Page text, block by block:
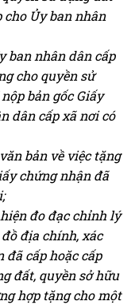
cho Ủy ban nhân
ban nhân dân cấp
cho quyền sử
bản gốc Giấy
dân cấp xã nơi có
bản về việc tặng
chứng nhận đã
đo đạc chỉnh lý
địa chính, xác
cấp hoặc cấp
đất, quyền sở hữu
hợp tặng cho một